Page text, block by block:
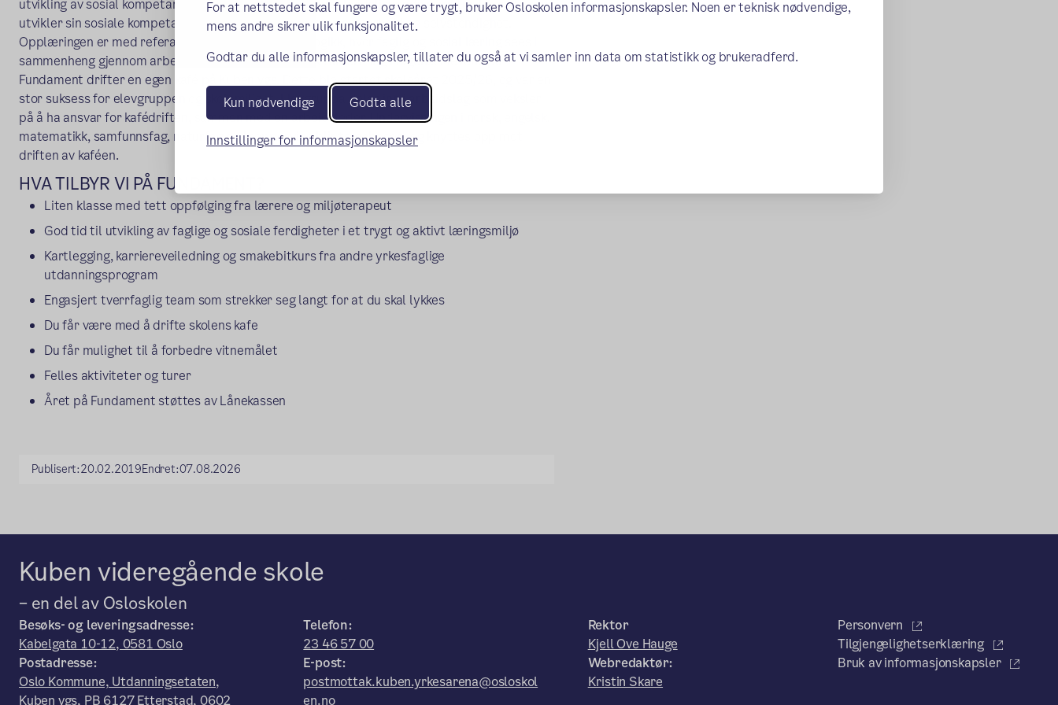
For at nettstedet skal fungere og være trygt, bruker Osloskolen informasjonskapsler. Noen er teknisk nødvendige,
mens andre sikrer ulik funksjonalitet.
Godtar du alle informasjonskapsler, tillater du også at vi samler inn data om statistikk og brukeradferd.
Kun nødvendige Godta alle
Innstillinger for informasjonskapsler
utvikling av sosial kompetanse. Skolehverdagen har en arbeidslignende struktur, hvor elevene
utvikler sin sosiale kompetanse og forståelse for ansvar, samarbeid og selvstendighet.
Opplæringen er med referanse til konsekvenspedagogikk, hvor faglig og sosial læring sees i
sammenheng gjennom arbeidslivstrening og praktisk tilnærming i fagene. Elevene på
Fundament drifter en egen kafé på Kuben vgs. Dette ble startet skoleåret 2025/26, og var en
stor suksess for elevgruppen og skolemiljøet. Elevgruppa deles inn i arbeidslag som veksler
på å ha ansvar for kafédriften, sammen med en arbeidsleder. Undervisningen i norsk, engelsk,
matematikk, samfunnsfag, naturfag og kroppsøving blir temabasert og knyttes opp mot
driften av kaféen.
HVA TILBYR VI PÅ FUNDAMENT?
Liten klasse med tett oppfølging fra lærere og miljøterapeut
God tid til utvikling av faglige og sosiale ferdigheter i et trygt og aktivt læringsmiljø
Kartlegging, karriereveiledning og smakebitkurs fra andre yrkesfaglige
utdanningsprogram
Engasjert tverrfaglig team som strekker seg langt for at du skal lykkes
Du får være med å drifte skolens kafe
Du får mulighet til å forbedre vitnemålet
Felles aktiviteter og turer
Året på Fundament støttes av Lånekassen
Publisert:20.02.2019Endret:07.08.2026
Kuben videregående skole
– en del av Osloskolen
Besøks- og leveringsadresse:
Kabelgata 10-12, 0581 Oslo
Postadresse:
Oslo Kommune, Utdanningsetaten,
Kuben vgs, PB 6127 Etterstad, 0602
Telefon:
23 46 57 00
E-post:
postmottak.kuben.yrkesarena@osloskol
en.no
Rektor
Kjell Ove Hauge
Webredaktør:
Kristin Skare
Personvern
Tilgjengelighetserklæring
Bruk av informasjonskapsler